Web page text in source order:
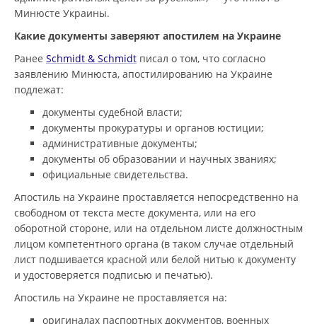
Минюсте Украины.
Какие документы заверяют апостилем на Украине
Ранее Schmidt & Schmidt писал о том, что согласно
заявлению Минюста, апостилированию на Украине
подлежат:
документы судебной власти;
документы прокуратуры и органов юстиции;
административные документы;
документы об образовании и научных званиях;
официальные свидетельства.
Апостиль на Украине проставляется непосредственно на
свободном от текста месте документа, или на его
оборотной стороне, или на отдельном листе должностным
лицом компетентного органа (в таком случае отдельный
лист подшивается красной или белой нитью к документу
и удостоверяется подписью и печатью).
Апостиль на Украине не проставляется на:
оригиналах паспортных документов, военных